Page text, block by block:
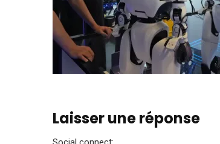
Laisser une réponse